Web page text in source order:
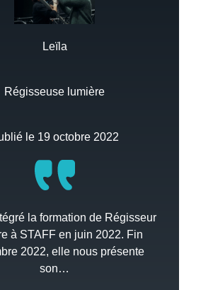
Leïla
Régisseuse lumière
le 19 octobre 2022
la formation de Régisseur
à STAFF en juin 2022. Fin
2022, elle nous présente
son…